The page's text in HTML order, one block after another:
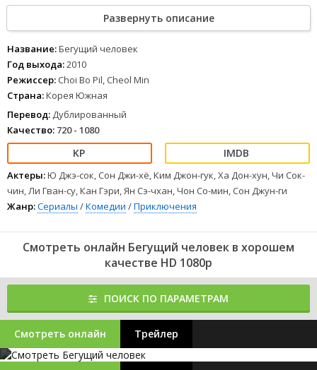
Разделившись на команды они должны наперегонки выполнять
различные задания и конкурсы на получение призов. В финале
проигравшая команда понесёт унизительное наказание.
1 234 5 6 78
Развернуть описание
Название:Бегущий человек
Год выхода:2010
Режиссер: Choi Bo Pil, Cheol Min
Страна:Корея Южная
Перевод: Дублированный
Качество: 720 - 1080
Актеры:Ю Джэ-сок, Сон Джи-хё, Ким Джон-гук, Ха Дон-хун, Чи Сок-
чин, Ли Гван-су, Кан Гэри, Ян Сэ-чхан, Чон Со-мин, Сон Джун-ги
Жанр:Сериалы /Комедии /Приключения
Смотреть онлайн Бегущий человек в хорошем
качестве HD 1080p
ПОИСК ПО ПАРАМЕТРАМ
Смотреть онлайн Трейлер